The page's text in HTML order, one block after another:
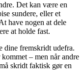
Det kan være en
sundere, eller et
have nogen at dele
at holde fast.
dine fremskridt udefra.
– men når andre
skridt faktisk gør en